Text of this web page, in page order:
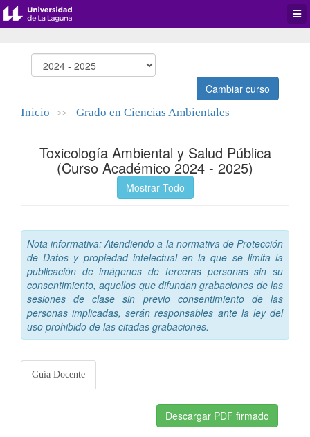
Cambiar curso
Inicio >> Grado en Ciencias Ambientales
Toxicología Ambiental y Salud Pública
(Curso Académico 2024 - 2025)
Mostrar Todo
Nota informativa: Atendiendo a la normativa de Protección
de Datos y propiedad intelectual en la que se limita la
publicación de imágenes de terceras personas sin su
consentimiento, aquellos que difundan grabaciones de las
sesiones de clase sin previo consentimiento de las
personas implicadas, serán responsables ante la ley del
uso prohibido de las citadas grabaciones.
Guía Docente
Descargar PDF firmado